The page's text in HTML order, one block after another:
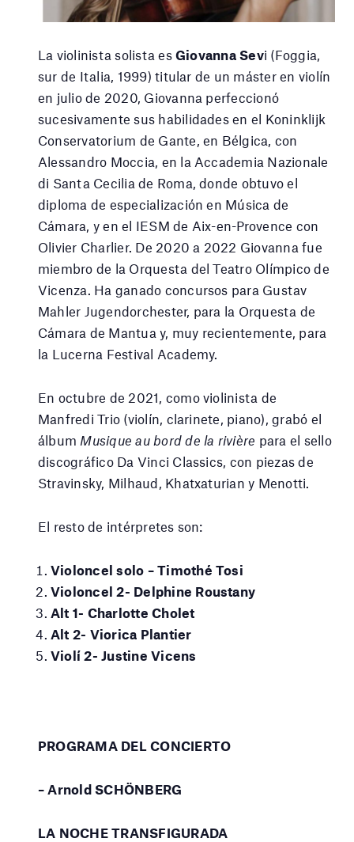
La violinista solista es Giovanna Sevi (Foggia,
sur de Italia, 1999) titular de un máster en violín
en julio de 2020, Giovanna perfeccionó
sucesivamente sus habilidades en el Koninklijk
Conservatorium de Gante, en Bélgica, con
Alessandro Moccia, en la Accademia Nazionale
di Santa Cecilia de Roma, donde obtuvo el
diploma de especialización en Música de
Cámara, y en el IESM de Aix-en-Provence con
Olivier Charlier. De 2020 a 2022 Giovanna fue
miembro de la Orquesta del Teatro Olímpico de
Vicenza. Ha ganado concursos para Gustav
Mahler Jugendorchester, para la Orquesta de
Cámara de Mantua y, muy recientemente, para
la Lucerna Festival Academy.
En octubre de 2021, como violinista de
Manfredi Trio (violín, clarinete, piano), grabó el
álbum Musique au bord de la rivière para el sello
discográfico Da Vinci Classics, con piezas de
Stravinsky, Milhaud, Khatxaturian y Menotti.
El resto de intérpretes son:
Violoncel solo – Timothé Tosi
Violoncel 2- Delphine Roustany
Alt 1- Charlotte Cholet
Alt 2- Viorica Plantier
Violí 2- Justine Vicens
PROGRAMA DEL CONCIERTO
– Arnold SCHÖNBERG
LA NOCHE TRANSFIGURADA